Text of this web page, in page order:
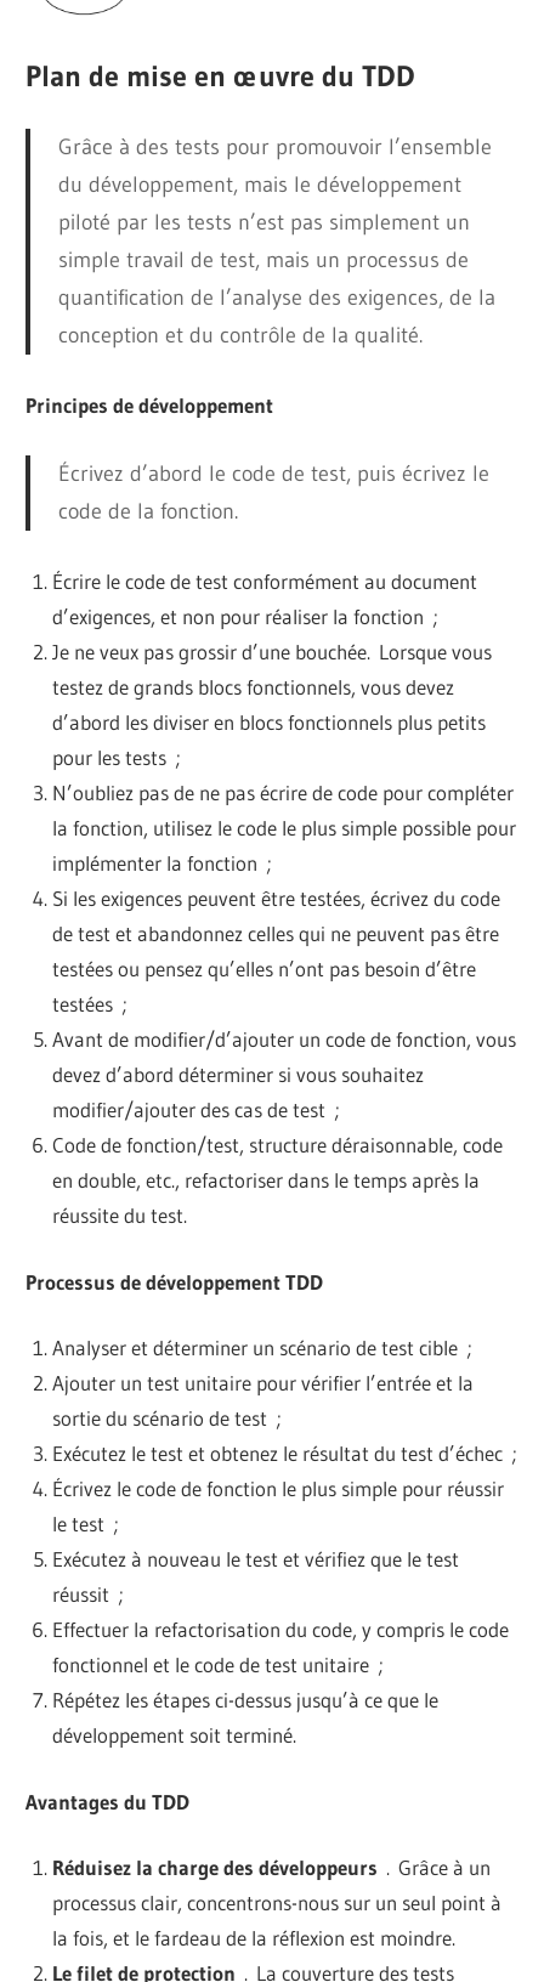
Plan de mise en œuvre du TDD
Grâce à des tests pour promouvoir l’ensemble
du développement, mais le développement
piloté par les tests n’est pas simplement un
simple travail de test, mais un processus de
quantification de l’analyse des exigences, de la
conception et du contrôle de la qualité.
Principes de développement
Écrivez d’abord le code de test, puis écrivez le
code de la fonction.
Écrire le code de test conformément au document
d’exigences, et non pour réaliser la fonction ;
Je ne veux pas grossir d’une bouchée. Lorsque vous
testez de grands blocs fonctionnels, vous devez
d’abord les diviser en blocs fonctionnels plus petits
pour les tests ;
N’oubliez pas de ne pas écrire de code pour compléter
la fonction, utilisez le code le plus simple possible pour
implémenter la fonction ;
Si les exigences peuvent être testées, écrivez du code
de test et abandonnez celles qui ne peuvent pas être
testées ou pensez qu’elles n’ont pas besoin d’être
testées ;
Avant de modifier/d’ajouter un code de fonction, vous
devez d’abord déterminer si vous souhaitez
modifier/ajouter des cas de test ;
Code de fonction/test, structure déraisonnable, code
en double, etc., refactoriser dans le temps après la
réussite du test.
Processus de développement TDD
Analyser et déterminer un scénario de test cible ;
Ajouter un test unitaire pour vérifier l’entrée et la
sortie du scénario de test ;
Exécutez le test et obtenez le résultat du test d’échec ;
Écrivez le code de fonction le plus simple pour réussir
le test ;
Exécutez à nouveau le test et vérifiez que le test
réussit ;
Effectuer la refactorisation du code, y compris le code
fonctionnel et le code de test unitaire ;
Répétez les étapes ci-dessus jusqu’à ce que le
développement soit terminé.
Avantages du TDD
Réduisez la charge des développeurs . Grâce à un
processus clair, concentrons-nous sur un seul point à
la fois, et le fardeau de la réflexion est moindre.
Le filet de protection . La couverture des tests